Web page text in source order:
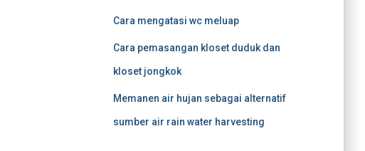
Cara mengatasi wc meluap
Cara pemasangan kloset duduk dan
kloset jongkok
Memanen air hujan sebagai alternatif
sumber air rain water harvesting